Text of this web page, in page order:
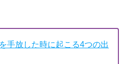
手放した時に起こる4つの出